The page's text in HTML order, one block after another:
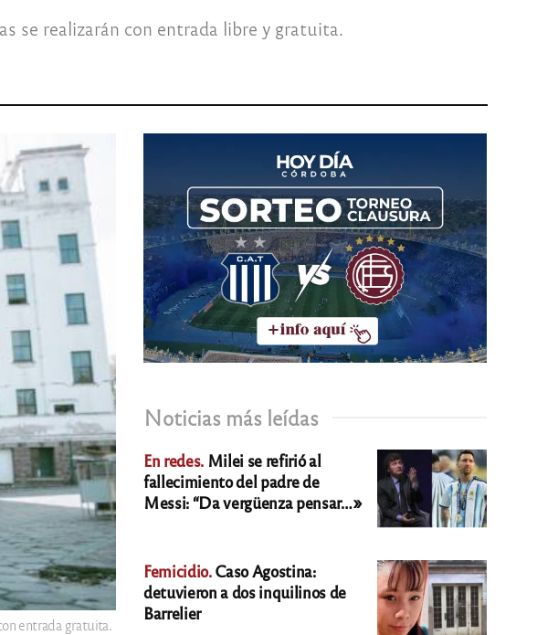
se realizarán con entrada libre y gratuita.
entrada gratuita.
Noticias más leídas
En redes. Milei se refirió al
fallecimiento del padre de
Messi: “Da vergüenza pensar…»
Femicidio.Caso Agostina:
detuvieron a dos inquilinos de
Barrelier